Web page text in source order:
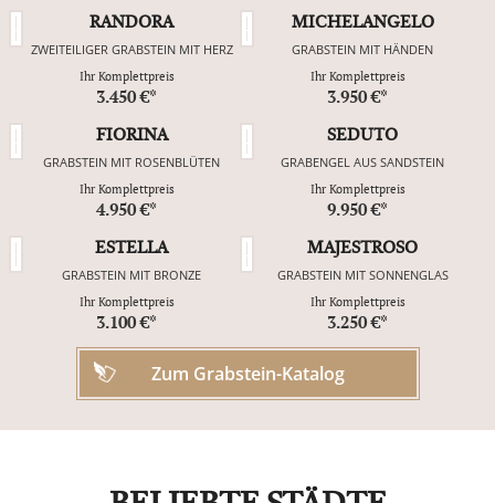
RANDORA
ZWEITEILIGER GRABSTEIN MIT HERZ
Ihr Komplettpreis
3.450 €*
MICHELANGELO
GRABSTEIN MIT HÄNDEN
Ihr Komplettpreis
3.950 €*
FIORINA
GRABSTEIN MIT ROSENBLÜTEN
Ihr Komplettpreis
4.950 €*
SEDUTO
GRABENGEL AUS SANDSTEIN
Ihr Komplettpreis
9.950 €*
ESTELLA
GRABSTEIN MIT BRONZE
Ihr Komplettpreis
3.100 €*
MAJESTROSO
GRABSTEIN MIT SONNENGLAS
Ihr Komplettpreis
3.250 €*
Zum Grabstein-Katalog